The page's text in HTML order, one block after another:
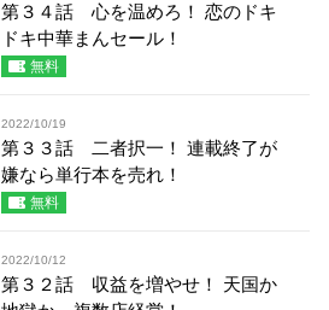
第３４話 心を温めろ！ 恋のドキ
ドキ中華まんセール！
無料
2022/10/19
第３３話 二者択一！ 連載終了が
嫌なら単行本を売れ！
無料
2022/10/12
第３２話 収益を増やせ！ 天国か